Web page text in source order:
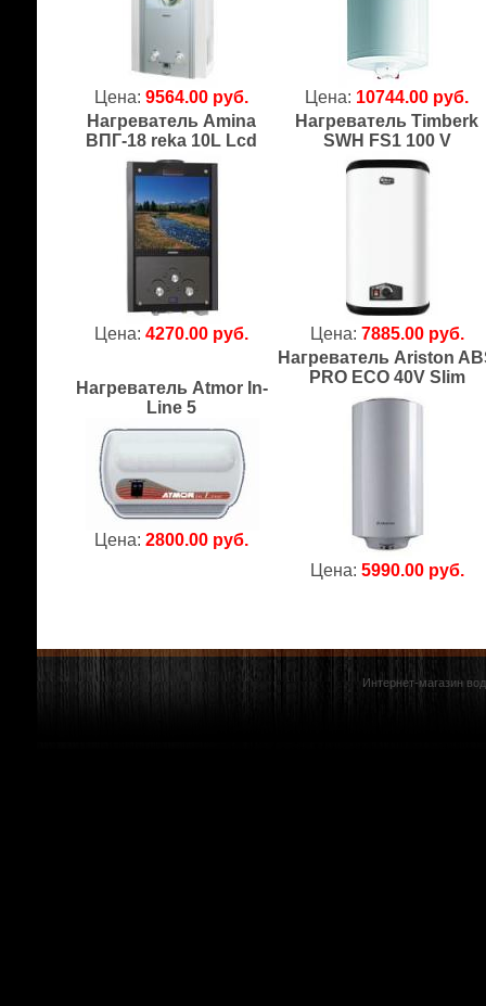
Цена:9564.00 руб. Цена: 10744.00 руб.
Нагреватель Amina
ВПГ-18 reka 10L Lcd
Цена:4270.00 руб.
Нагреватель Timberk
SWH FS1 100 V
Цена: 7885.00 руб.
Нагреватель Atmor In-
Line 5
Цена:2800.00 руб.
Нагреватель Ariston
PRO ECO 40V Slim
Цена: 5990.00 руб.
Интернет-магазин